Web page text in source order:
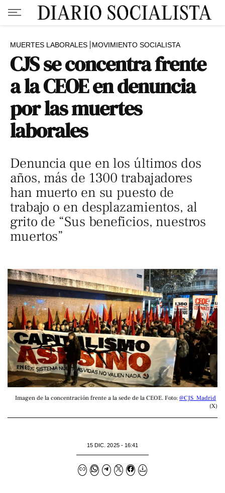
MUERTES LABORALES MOVIMIENTO SOCIALISTA
CJS se concentra frente
a la CEOE en denuncia
por las muertes
laborales
Denuncia que en los últimos dos
años, más de 1300 trabajadores
han muerto en su puesto de
trabajo o en desplazamientos, al
grito de “Sus beneficios, nuestros
muertos”
Imagen de la concentración frente a la sede de la CEOE. Foto: @CJS_Madrid
(X)
15 DIC. 2025 - 16:41